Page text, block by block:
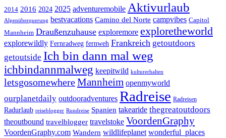
2014 2016 2024 2025 adventuremobile Aktivurlaub
Alpenüberquerung bestvacations Camino del Norte campvibes Capitol
Mannheim Draußenzuhause exploremore exploretheworld
explorewildly Fernradweg fernweh Frankreich getoutdoors
getoutside Ich bin dann mal weg
ichbindannmalweg keepitwild kulturerhalten
letsgosomewhereMannheim openmyworld
ourplanetdaily outdooradventures Radreise Radreisen
Radurlaub reiseblogger Rundreise Spanien takearide thegreatoutdoors
theoutbound travelblogger travelstoke VoordenGraphy
VoordenGraphy.com Wandern wildlifeplanet wonderful_places